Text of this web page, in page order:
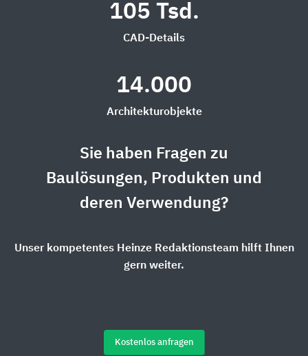
105 Tsd.
CAD-Details
14.000
Architekturobjekte
Sie haben Fragen zu
Baulösungen, Produkten und
deren Verwendung?
Unser kompetentes Heinze Redaktionsteam hilft Ihnen
gern weiter.
Kostenlos anfragen